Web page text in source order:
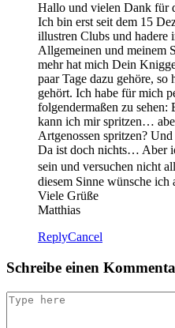
Hallo und vielen Dank für
Ich bin erst seit dem 15
illustren Clubs und hadere
Allgemeinen und meinem
mehr hat mich Dein
paar Tage dazu gehöre, so
gehört. Ich habe für mich
folgendermaßen zu
kann ich mir spritzen…
Artgenossen spritzen?
Da ist doch nichts… Aber
sein und versuchen nicht
diesem Sinne wünsche ich
Viele Grüße
Matthias
ReplyCancel
Schreibe einen